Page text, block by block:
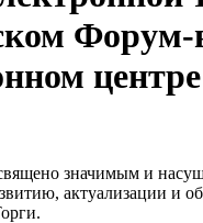
Форум-
значимым и
актуализации и